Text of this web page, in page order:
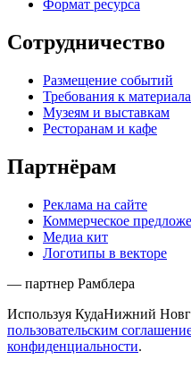
Формат ресурса
Сотрудничество
Размещение событий
Требования к
Музеям и выставкам
Ресторанам и кафе
Партнёрам
Реклама на сайте
Коммерческое
Медиа кит
Логотипы в векторе
— партнер Рамблера
Используя КудаНижний
пользовательским
конфиденциальности.